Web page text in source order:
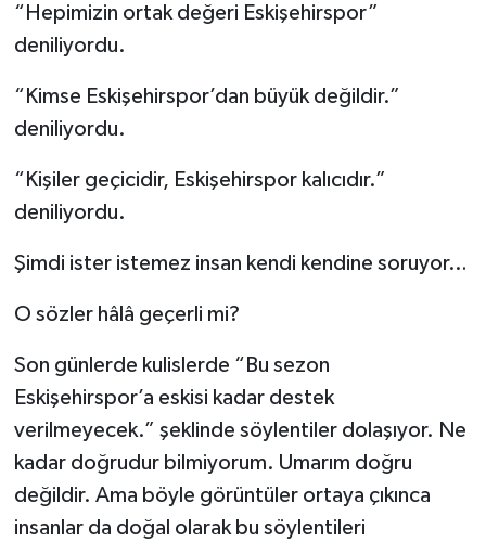
“Hepimizin ortak değeri Eskişehirspor”
deniliyordu.
“Kimse Eskişehirspor’dan büyük değildir.”
deniliyordu.
“Kişiler geçicidir, Eskişehirspor kalıcıdır.”
deniliyordu.
Şimdi ister istemez insan kendi kendine soruyor…
O sözler hâlâ geçerli mi?
Son günlerde kulislerde “Bu sezon
Eskişehirspor’a eskisi kadar destek
verilmeyecek.” şeklinde söylentiler dolaşıyor. Ne
kadar doğrudur bilmiyorum. Umarım doğru
değildir. Ama böyle görüntüler ortaya çıkınca
insanlar da doğal olarak bu söylentileri